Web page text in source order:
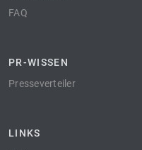
FAQ
PR-WISSEN
Presseverteiler
LINKS